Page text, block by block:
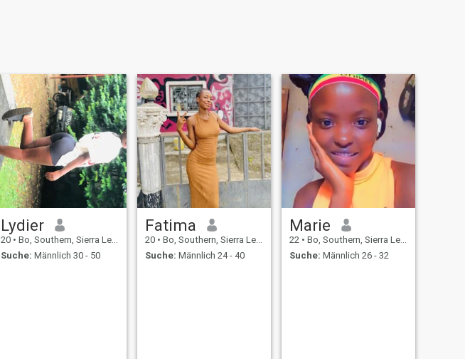
Lydier
20 • Bo, Southern, Sierra Leone
Suche: Männlich 30 - 50
Fatima
20 • Bo, Southern, Sierra Leone
Suche: Männlich 24 - 40
Marie
22 • Bo, Southern, Sierra Leone
Suche: Männlich 26 - 32